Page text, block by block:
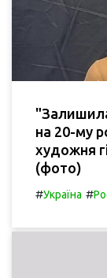
на 20-му
художня
(фото)
#Україна #